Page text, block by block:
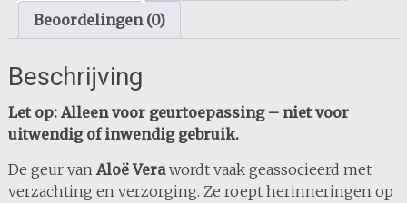
Beoordelingen (0)
Beschrijving
Let op: Alleen voor geurtoepassing – niet voor
uitwendig of inwendig gebruik.
De geur van Aloë Verawordt vaak geassocieerd met
verzachting en verzorging. Ze roept herinneringen op